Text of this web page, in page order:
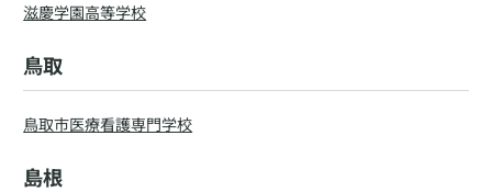
滋慶学園高等学校
鳥取
鳥取市医療看護専門学校
島根